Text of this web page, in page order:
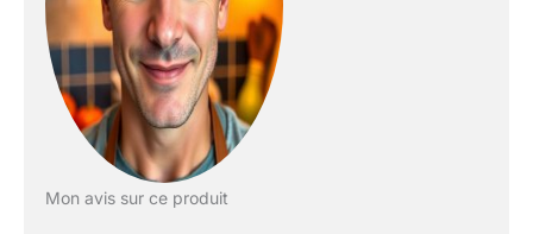
pierre naturelle, idéale
pour la viande, le
poisson ou les légumes.
Grillades saines sans
ajout de matière grasse.
FACILE A NETTOYER -
Mon avis sur ce produit